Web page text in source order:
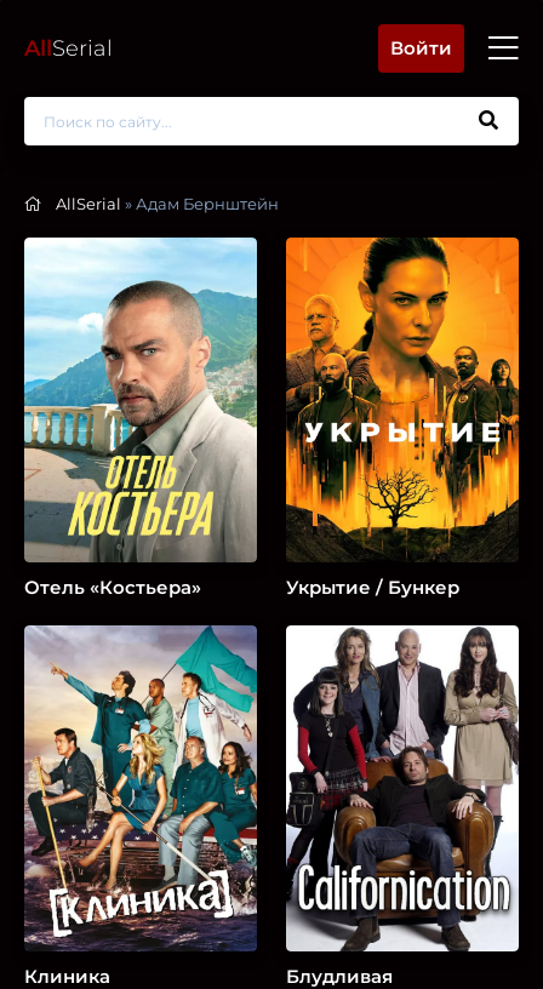
AllSerial Войти
AllSerial » Адам Бернштейн
Отель «Костьера» Укрытие / Бункер
Клиника
Блудливая